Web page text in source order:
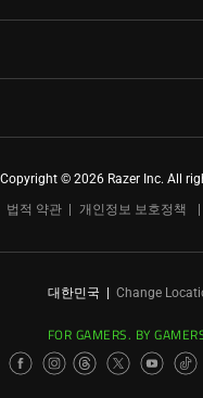
Copyright © 2026 Razer Inc. All
법적 약관
개인정보 보호정책
대한민국 Change
FOR GAMERS. BY